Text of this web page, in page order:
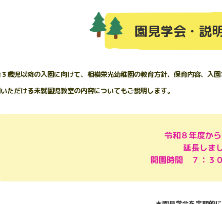
園見学会・説
歳児以降の入園に向けて、相模栄光幼稚園の教育方針、保育内容、入
ただける未就園児教室の内容についてもご説明します。
令和８年度か
延長しま
開園時間 ７：３